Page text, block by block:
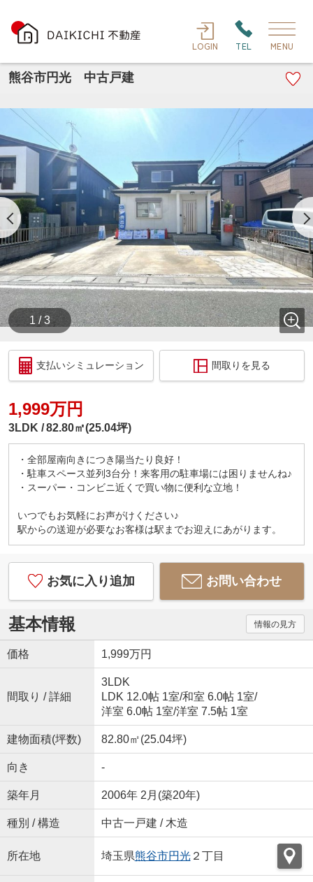
LOGIN TEL MENU
熊谷市円光 中古戸建
1 / 3
支払いシミュレーション 間取りを見る
1,999万円
3LDK 82.80㎡(25.04坪)
・全部屋南向きにつき陽当たり良好！
・駐車スペース並列3台分！来客用の駐車場には困りませんね♪
・スーパー・コンビニ近くで買い物に便利な立地！
いつでもお気軽にお声がけください♪
駅からの送迎が必要なお客様は駅までお迎えにあがります。
お気に入り追加 お問い合わせ
基本情報 情報の見方
価格 1,999万円
間取り / 詳細
3LDK
LDK 12.0帖 1室/和室 6.0帖 1室/
洋室 6.0帖 1室/洋室 7.5帖 1室
建物面積(坪数) 82.80㎡(25.04坪)
向き -
築年月 2006年 2月(築20年)
種別 / 構造 中古一戸建 / 木造
所在地 埼玉県熊谷市円光２丁目